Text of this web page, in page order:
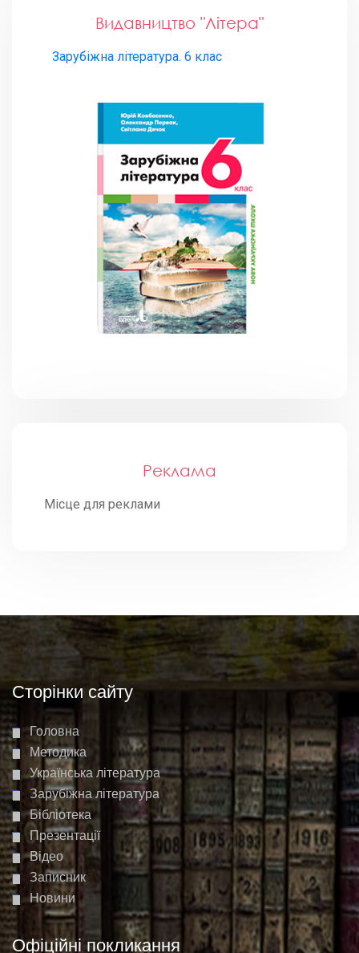
Видавництво "Літера"
Зарубіжна література. 6 клас
Реклама
Місце для реклами
Сторінки сайту
Головна
Методика
Українська література
Зарубіжна література
Бібліотека
Презентації
Відео
Записник
Новини
Офіційні покликання